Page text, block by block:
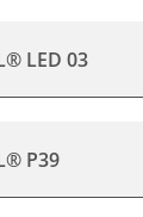
LED 03
P39